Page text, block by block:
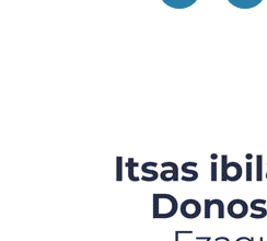
duten interes legitimoa eta
dezakezun ikusteko.